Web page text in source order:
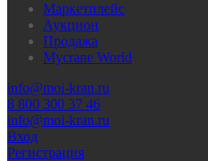
Маркетплейс
Аукцион
Продажа
Mycrane World
info@moi-kran.ru
8 800 300 37 46
info@moi-kran.ru
Вход
Регистрация